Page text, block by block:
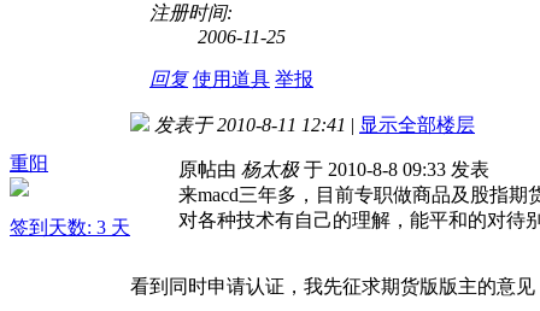
注册时间:
2006-11-25
回复 使用道具 举报
重阳
签到天数: 3 天
发表于 2010-8-11 12:41 | 显示全部楼层
原帖由 杨太极于 2010-8-8 09:33 发表
来macd三年多，目前专职做商品及股指期
对各种技术有自己的理解，能平和的对待
看到同时申请认证，我先征求期货版版主的意